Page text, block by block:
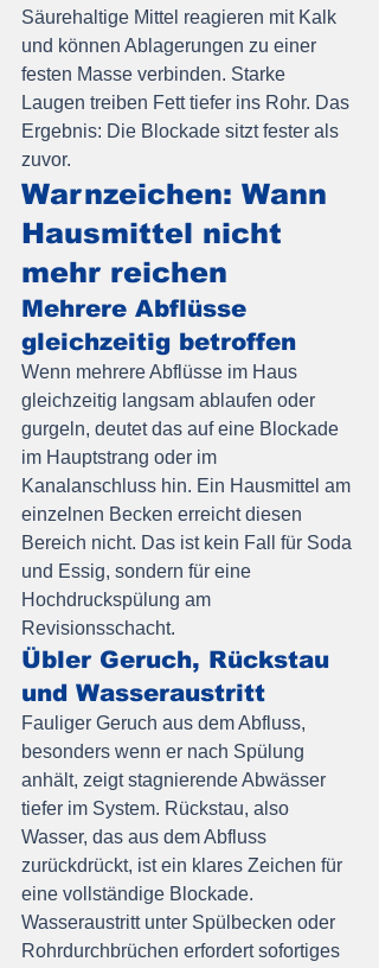
Säurehaltige Mittel reagieren mit Kalk
und können Ablagerungen zu einer
festen Masse verbinden. Starke
Laugen treiben Fett tiefer ins Rohr. Das
Ergebnis: Die Blockade sitzt fester als
zuvor.
Warnzeichen: Wann
Hausmittel nicht
mehr reichen
Mehrere Abflüsse
gleichzeitig betroffen
Wenn mehrere Abflüsse im Haus
gleichzeitig langsam ablaufen oder
gurgeln, deutet das auf eine Blockade
im Hauptstrang oder im
Kanalanschluss hin. Ein Hausmittel am
einzelnen Becken erreicht diesen
Bereich nicht. Das ist kein Fall für Soda
und Essig, sondern für eine
Hochdruckspülung am
Revisionsschacht.
Übler Geruch, Rückstau
und Wasseraustritt
Fauliger Geruch aus dem Abfluss,
besonders wenn er nach Spülung
anhält, zeigt stagnierende Abwässer
tiefer im System. Rückstau, also
Wasser, das aus dem Abfluss
zurückdrückt, ist ein klares Zeichen für
eine vollständige Blockade.
Wasseraustritt unter Spülbecken oder
Rohrdurchbrüchen erfordert sofortiges